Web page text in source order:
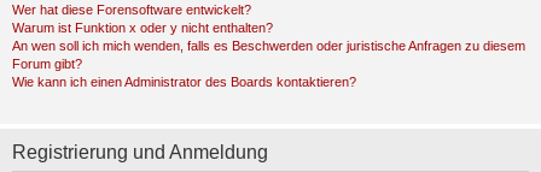
Wer hat diese Forensoftware entwickelt?
Warum ist Funktion x oder y nicht enthalten?
An wen soll ich mich wenden, falls es Beschwerden oder juristische Anfragen zu diesem
Forum gibt?
Wie kann ich einen Administrator des Boards kontaktieren?
Registrierung und Anmeldung